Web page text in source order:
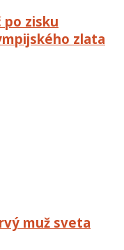
po zisku
zlata
muž sveta